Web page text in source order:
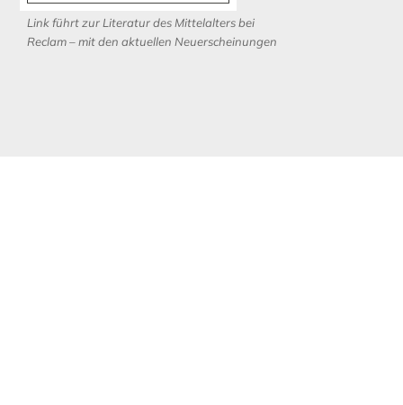
Link führt zur Literatur des Mittelalters bei
Reclam – mit den aktuellen Neuerscheinungen